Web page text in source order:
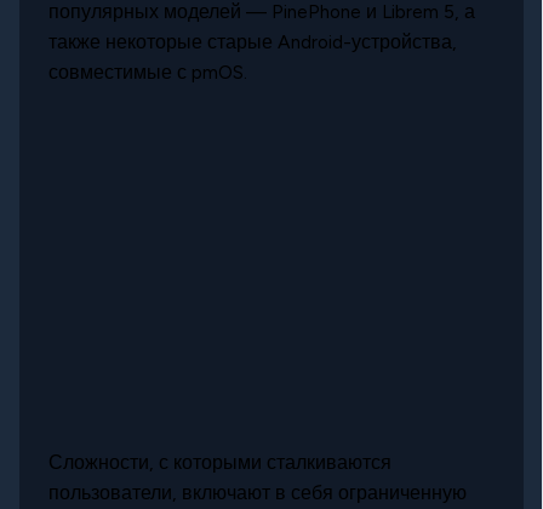
популярных моделей — PinePhone и Librem 5, а
также некоторые старые Android-устройства,
совместимые с pmOS.
Сложности, с которыми сталкиваются
пользователи, включают в себя ограниченную